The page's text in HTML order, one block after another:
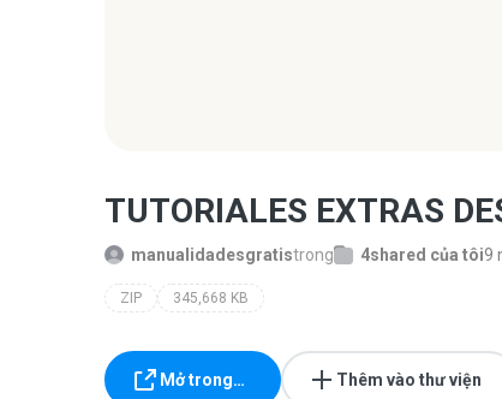
TUTORIALES EXTRAS
manualidadesgratistrong 4shared của tôi9
ZIP 345,668 KB
Mở trong… Thêm vào thư viện